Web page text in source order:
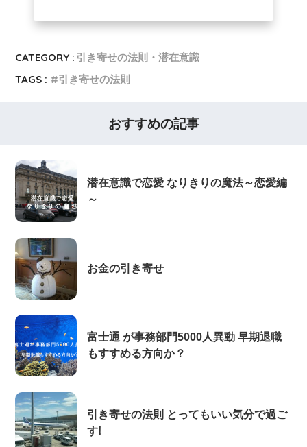
CATEGORY : 引き寄せの法則・潜在意識
TAGS :
引き寄せの法則
おすすめの記事
潜在意識で恋愛 なりきりの魔法～恋愛編
～
お金の引き寄せ
富士通 が事務部門5000人異動 早期退職
もすすめる方向か？
引き寄せの法則 とってもいい気分で過ご
す!